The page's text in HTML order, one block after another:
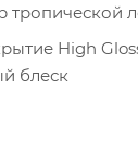
тропической
High
блеск